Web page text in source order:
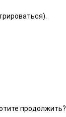
продолжить?